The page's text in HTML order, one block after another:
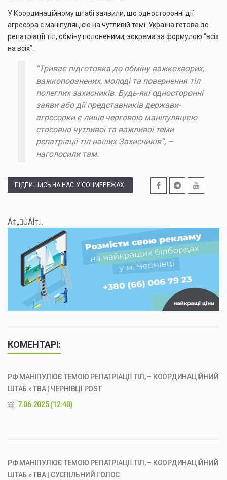
У Координаційному штабі заявили, що односторонні дії
агресора є маніпуляцією на чутливій темі. Україна готова до
репатріації тіл, обміну полоненими, зокрема за формулою “всіх
на всіх”.
“Триває підготовка до обміну важкохворих,
важкопоранених, молоді та повернення тіл
полеглих захисників. Будь-які односторонні
заяви або дії представників держави-
агресорки є лише черговою маніпуляцією
стосовно чутливої та важливої теми
репатріації тіл наших Захисників”, –
наголосили там.
ПІДПИШИСЬ НА НАС У СОЦМЕРЕЖАХ:
Á‡„ÛÁÍ‡...
КОМЕНТАРІ:
РФ МАНІПУЛЮЄ ТЕМОЮ РЕПАТРІАЦІЇ ТІЛ, – КООРДИНАЦІЙНИЙ
ШТАБ » ТВА | ЧЕРНІВЦІ POST
7.06.2025 (12:40)
РФ МАНІПУЛЮЄ ТЕМОЮ РЕПАТРІАЦІЇ ТІЛ, – КООРДИНАЦІЙНИЙ
ШТАБ » ТВА | СУСПІЛЬНИЙ ГОЛОС